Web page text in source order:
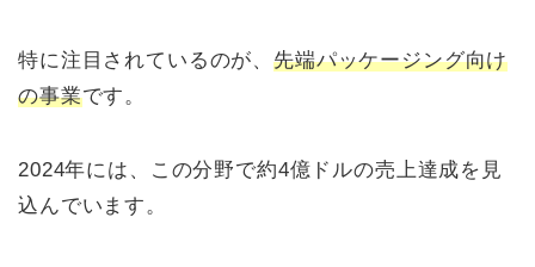
特に注目されているのが、先端パッケージング向け
の事業です。
2024年には、この分野で約4億ドルの売上達成を見
込んでいます。